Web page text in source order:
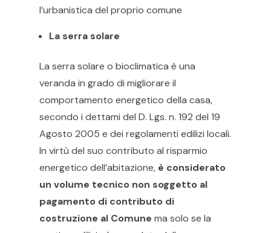
l’urbanistica del proprio comune
La serra solare
La serra solare o bioclimatica è una
veranda in grado di migliorare il
comportamento energetico della casa,
secondo i dettami del D. Lgs. n. 192 del 19
Agosto 2005 e dei regolamenti edilizi locali.
In virtù del suo contributo al risparmio
energetico dell’abitazione, è considerato
un volume tecnico non soggetto al
pagamento di contributo di
costruzione al Comune ma solo se la